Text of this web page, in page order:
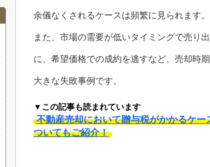
余儀なくされるケースは頻繁に見られます。
また、市場の需要が低いタイミングで売り
に、希望価格での成約を逃すなど、売却時
大きな失敗事例です。
▼この記事も読まれています
不動産売却において贈与税がかかるケー
ついてもご紹介！